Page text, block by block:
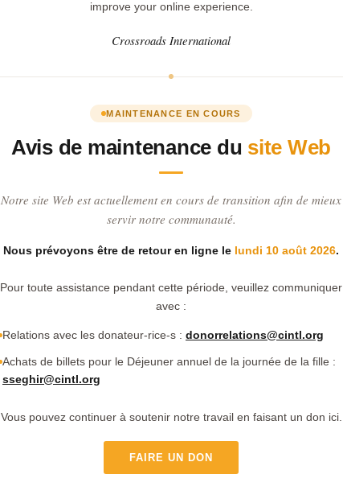
improve your online experience.
Crossroads International
MAINTENANCE EN COURS
Avis de maintenance du site Web
Notre site Web est actuellement en cours de transition afin de mieux
servir notre communauté.
Nous prévoyons être de retour en ligne le lundi 10 août 2026.
Pour toute assistance pendant cette période, veuillez communiquer
avec :
Relations avec les donateur-rice-s : donorrelations@cintl.org
Achats de billets pour le Déjeuner annuel de la journée de la fille :
sseghir@cintl.org
Vous pouvez continuer à soutenir notre travail en faisant un don ici.
FAIRE UN DON